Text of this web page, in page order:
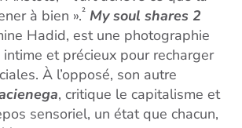
à bien ».² My soul shares 2
Hadid, est une photographie
et précieux pour recharger
À l’opposé, son autre
, critique le capitalisme et
sensoriel, un état que chacun,